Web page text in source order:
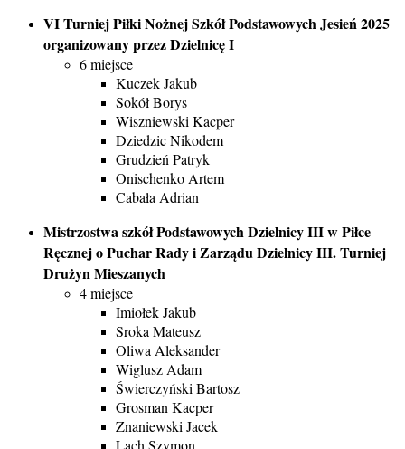
VI Turniej Piłki Nożnej Szkół Podstawowych Jesień 2025
organizowany przez Dzielnicę I
6 miejsce
Kuczek Jakub
Sokół Borys
Wiszniewski Kacper
Dziedzic Nikodem
Grudzień Patryk
Onischenko Artem
Cabała Adrian
Mistrzostwa szkół Podstawowych Dzielnicy III w Piłce
Ręcznej o Puchar Rady i Zarządu Dzielnicy III. Turniej
Drużyn Mieszanych
4 miejsce
Imiołek Jakub
Sroka Mateusz
Oliwa Aleksander
Wiglusz Adam
Świerczyński Bartosz
Grosman Kacper
Znaniewski Jacek